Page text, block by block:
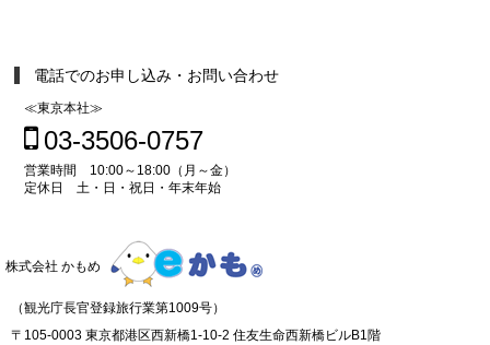
電話でのお申し込み・お問い合わせ
≪東京本社≫
03-3506-0757
営業時間 10:00～18:00（月～金）
定休日 土・日・祝日・年末年始
株式会社 かもめ
（観光庁長官登録旅行業第1009号）
〒105-0003 東京都港区西新橋1-10-2 住友生命西新橋ビルB1階